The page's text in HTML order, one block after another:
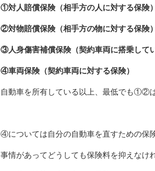
①対人賠償保険（相手方の人に対する保険）
②対物賠償保険（相手方の物に対する保険）
③人身傷害補償保険（契約車両に搭乗して
④車両保険（契約車両に対する保険）
自動車を所有している以上、最低でも①②
④については自分の自動車を直すための保
事情があってどうしても保険料を抑えなけ